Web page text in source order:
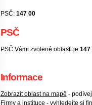
PSČ: 147 00
PSČ
PSČ Vámi zvolené oblasti je 147
Informace
Zobrazit oblast na mapě -
Firmy a instituce - vyhledejte si